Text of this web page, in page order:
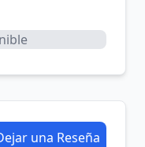
una Reseña